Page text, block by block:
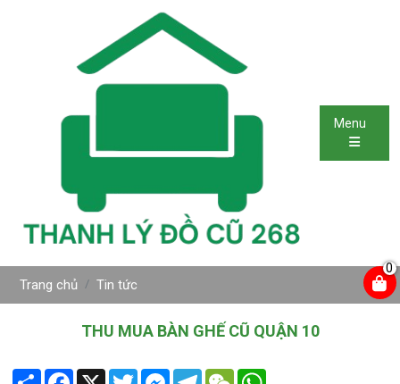
Menu
Trang chủ Tin tức
THU MUA BÀN GHẾ CŨ QUẬN 10
Share Facebook
X TwitterMessengerTelegramWeChat
0